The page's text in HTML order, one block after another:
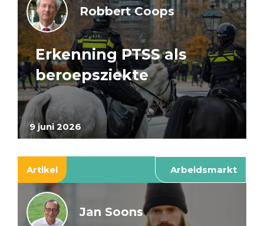
9 juni 2026
Robbert Coops
Erkenning PTSS als
beroepsziekte
Artikel Arbeidsmarkt
Jan Soons